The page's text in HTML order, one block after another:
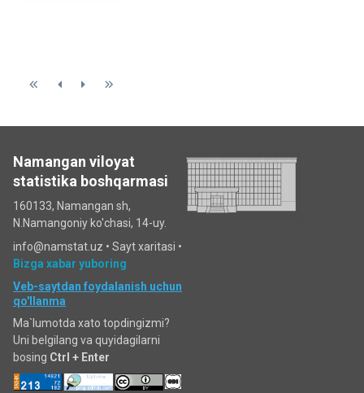
Namangan viloyat
statistika boshqarmasi
160133, Namangan sh,
N.Namangoniy ko'chasi, 14-uy.
info@namstat.uz • Sayt xaritasi •
Bizga xabar yuboring
Veb-saytdan foydalanish uchun
qo'llanma
Ma`lumotda xato topdingizmi?
Uni belgilang va quyidagilarni
bosing Ctrl + Enter